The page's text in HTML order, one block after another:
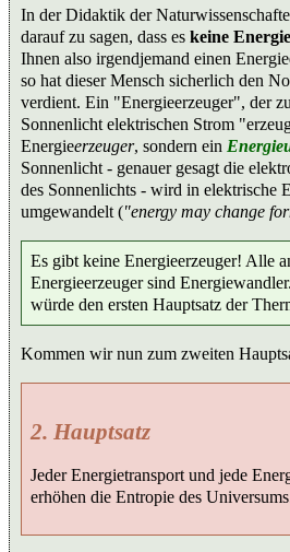
In der Didaktik der
darauf zu sagen, dass es keine
Ihnen also irgendjemand einen
so hat dieser Mensch sicherlich den
verdient. Ein "Energieerzeuger", der
Sonnenlicht elektrischen Strom
Energieerzeuger, sondern ein Energie
Sonnenlicht - genauer gesagt die
des Sonnenlichts - wird in elektrische
umgewandelt ("energy may change
Es gibt keine Energieerzeuger! Alle
Energieerzeuger sind
würde den ersten Hauptsatz der
Kommen wir nun zum zweiten
2. Hauptsatz
Jeder Energietransport und jede
erhöhen die Entropie des